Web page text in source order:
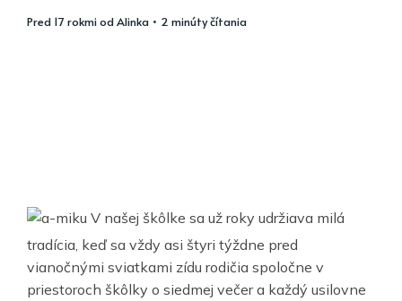
pred 17 rokmiodAlinka • 2 minúty čítania
V našej škôlke sa už roky udržiava milá
tradícia, keď sa vždy asi štyri týždne pred
vianočnými sviatkami zídu rodičia spoločne v
priestoroch škôlky o siedmej večer a každý usilovne